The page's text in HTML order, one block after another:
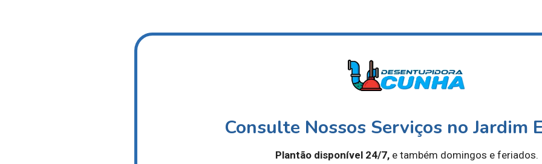
Consulte Nossos Serviços no Jardim
Plantão disponível 24/7,e também domingos e feriados.